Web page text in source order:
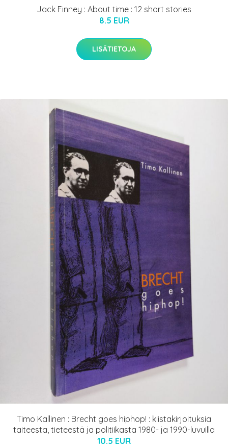
Jack Finney : About time : 12 short stories
8.5 EUR
LISÄTIETOJA
Timo Kallinen : Brecht goes hiphop! : kiistakirjoituksia
taiteesta, tieteestä ja politiikasta 1980- ja 1990-luvuilla
10.5 EUR